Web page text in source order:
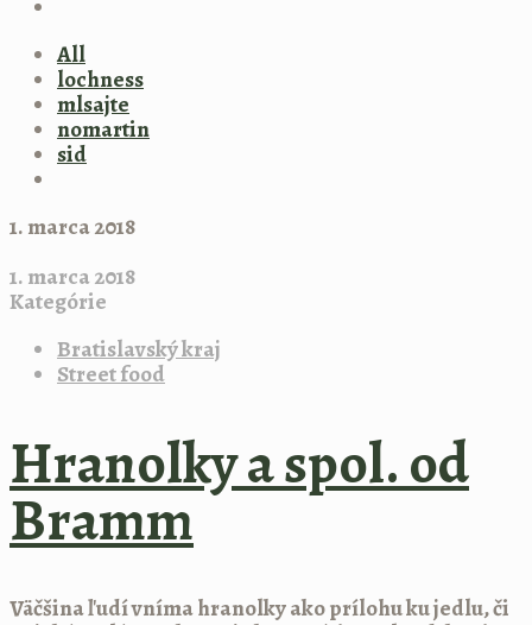
All
lochness
mlsajte
nomartin
sid
1. marca 2018
1. marca 2018
Kategórie
Bratislavský kraj
Street food
Hranolky a spol. od
Bramm
Väčšina ľudí vníma hranolky ako prílohu ku jedlu, či